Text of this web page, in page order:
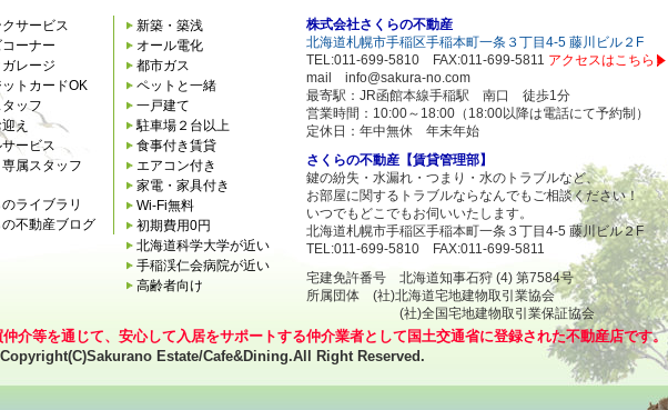
クサービス
ーナー
レージ
トカードOK
ッフ
え
ービス
属スタッフ
ライブラリ
不動産ブログ
新築・築浅
オール電化
都市ガス
ペットと一緒
一戸建て
駐車場２台以上
食事付き賃貸
エアコン付き
家電・家具付き
Wi-Fi無料
初期費用0円
北海道科学大学が近い
手稲渓仁会病院が近い
高齢者向け
株式会社さくらの不動産
北海道札幌市手稲区手稲本町一条３丁目4-5 藤川ビル２F
TEL:011-699-5810 FAX:011-699-5811 アクセスはこちら
mail info@sakura-no.com
最寄駅：JR函館本線手稲駅 南口 徒歩1分
営業時間：10:00～18:00（18:00以降は電話にて予約制）
定休日：年中無休 年末年始
さくらの不動産【賃貸管理部】
鍵の紛失・水漏れ・つまり・水のトラブルなど、
お部屋に関するトラブルならなんでもご相談ください！
いつでもどこでもお伺いいたします。
北海道札幌市手稲区手稲本町一条３丁目4-5 藤川ビル２F
TEL:011-699-5810 FAX:011-699-5811
宅建免許番号 北海道知事石狩 (4) 第7584号
所属団体 (社)北海道宅地建物取引業協会
(社)全国宅地建物取引業保証協会
介等を通じて、安心して入居をサポートする仲介業者として国土交通省に登録された不動産店です。
Copyright(C)Sakurano Estate/Cafe&Dining.All Right Reserved.